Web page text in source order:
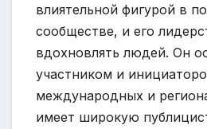
влиятельной фигурой в
сообществе, и его
вдохновлять людей. Он
участником и
международных и
имеет широкую